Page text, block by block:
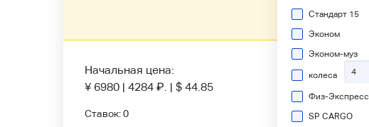
Начальная цена:
¥ 6980 | 4284 ₽. | $ 44.85
Ставок:0
Стандарт 15
Эконом
Эконом-муз
колеса
Физ-Экспресс
SP CARGO